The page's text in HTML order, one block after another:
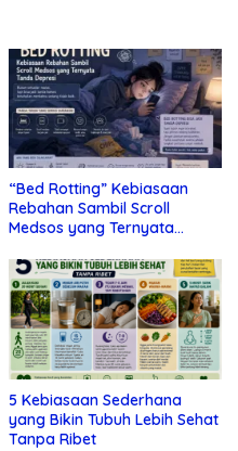
“Bed Rotting” Kebiasaan
Rebahan Sambil Scroll
Medsos yang Ternyata
5 Kebiasaan Sederhana
yang Bikin Tubuh Lebih Sehat
Tanpa Ribet